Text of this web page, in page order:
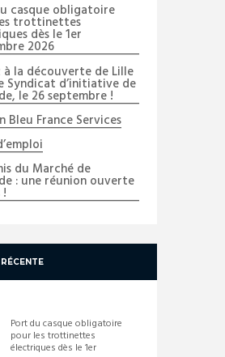
casque obligatoire
trottinettes
dès le 1er
2026
à la découverte de Lille
Syndicat d’initiative de
le 26 septembre !
Bleu France Services
du Marché de
: une réunion ouverte
Port du casque obligatoire
pour les trottinettes
électriques dès le 1er